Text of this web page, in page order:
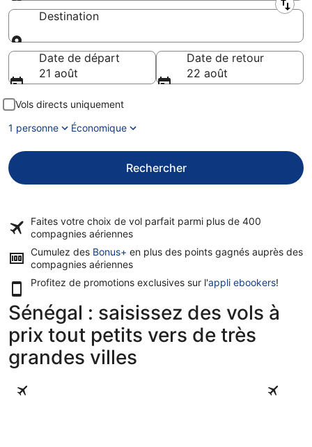
Origine
Destination
Destination
Date de départ
21 août
Date de retour
22 août
Vols directs uniquement
1 personne
Économique
Rechercher
Faites votre choix de vol parfait parmi plus de 400
compagnies aériennes
Cumulez des Bonus+ en plus des points gagnés auprès des
compagnies aériennes
Profitez de promotions exclusives sur l'appli ebookers!
Sénégal : saisissez des vols à
prix tout petits vers de très
grandes villes
Dakar La